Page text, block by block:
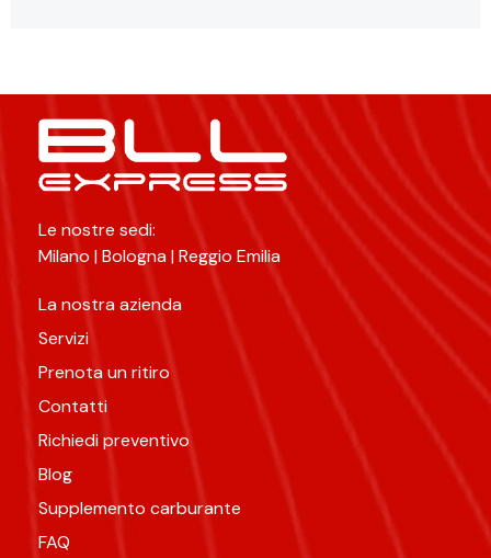
Le nostre sedi:
Milano | Bologna | Reggio Emilia
La nostra azienda
Servizi
Prenota un ritiro
Contatti
Richiedi preventivo
Blog
Supplemento carburante
FAQ